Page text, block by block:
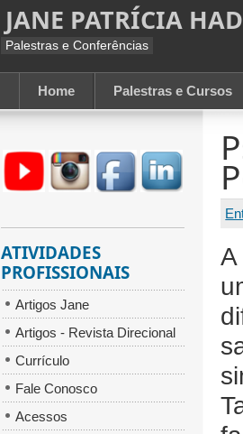
JANE PATRÍCIA
Palestras e Conferências
Home Palestras e Cursos
ATIVIDADES
PROFISSIONAIS
Artigos Jane
Artigos - Revista Direcional
Currículo
Fale Conosco
Acessos